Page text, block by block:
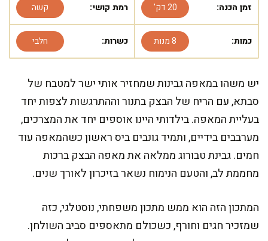
זמן הכנה: 20 דק' רמת קושי: קשה
כמות: 8 מנות כשרות: חלבי
יש משהו במאפה גבינות שמחזיר אותי ישר למטבח של
סבתא, עם הריח של הבצק בתנור וההתרגשות לצפות יחד
בעליית המאפה. בילדותי היינו אוספים יחד את המצרכים,
מערבבים בידיים, ותמיד גונבים ביס ראשון כשהמאפה עוד
חמים. גבינת טבורוג ממלאה את מאפה הבצק ברכות
מחממת לב, והטעם הנימוח נשאר בזיכרון לאורך שנים.
המתכון הזה הוא ממש מתכון משפחתי, נוסטלגי, כזה
שמזכיר חגים וחורף, כשכולם מתאספים סביב השולחן.